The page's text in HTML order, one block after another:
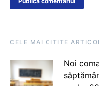
CELE MAI CITITE
Noi